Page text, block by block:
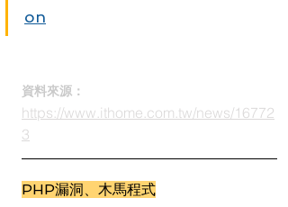
on
資料來源：
https://www.ithome.com.tw/news/16772
3
PHP漏洞、木馬程式